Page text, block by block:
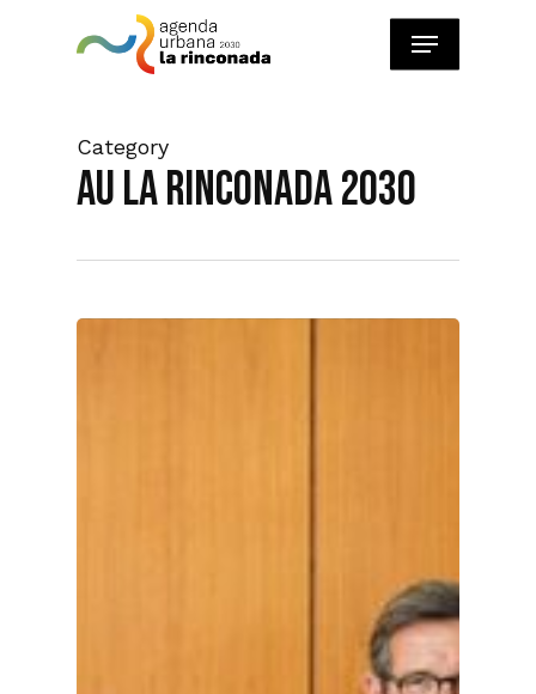
Menu
Category
AU La Rinconada 2030